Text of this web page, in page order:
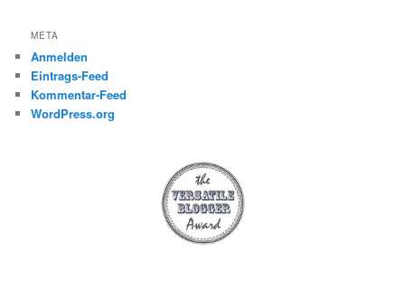
META
Anmelden
Eintrags-Feed
Kommentar-Feed
WordPress.org